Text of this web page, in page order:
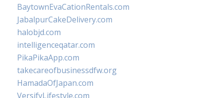
BaytownEvaCationRentals.com
JabalpurCakeDelivery.com
halobjd.com
intelligenceqatar.com
PikaPikaApp.com
takecareofbusinessdfw.org
HamadaOfJapan.com
VersifyLifestyle.com